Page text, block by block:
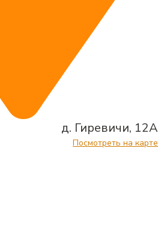
д. Гиревичи, 12А
Посмотреть на карте